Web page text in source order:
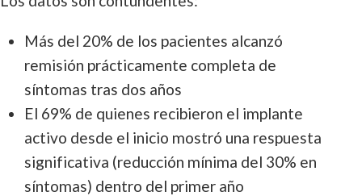
Más del 20% de los pacientes alcanzó
remisión prácticamente completa de
síntomas tras dos años
El 69% de quienes recibieron el implante
activo desde el inicio mostró una respuesta
significativa (reducción mínima del 30% en
síntomas) dentro del primer año